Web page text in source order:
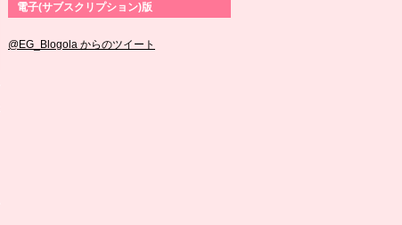
電子(サブスクリプション)版
@EG_Blogola からのツイート